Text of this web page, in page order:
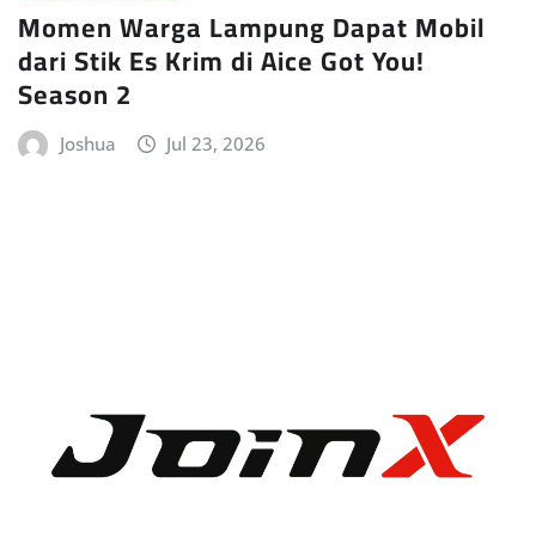
Momen Warga Lampung Dapat Mobil
dari Stik Es Krim di Aice Got You!
Season 2
Joshua Jul 23, 2026